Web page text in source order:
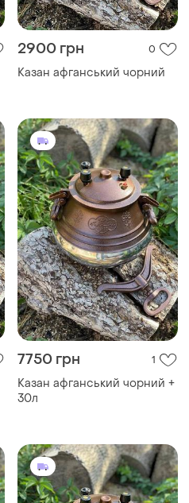
2900 грн 0
Казан афганський чорний
7750 грн 1
Казан афганський чорний +
30л